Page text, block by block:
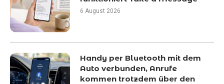
6 August 2026
Handy per Bluetooth mit dem
Auto verbunden, Anrufe
kommen trotzdem über den